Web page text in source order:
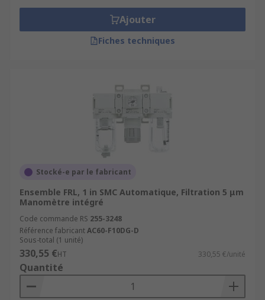
Ajouter
Fiches techniques
Stocké-e par le fabricant
Ensemble FRL, 1 in SMC Automatique, Filtration 5 μm
Manomètre intégré
Code commande RS 255-3248
Référence fabricantAC60-F10DG-D
Sous-total (1 unité)
330,55 €HT 330,55 €/unité
Quantité